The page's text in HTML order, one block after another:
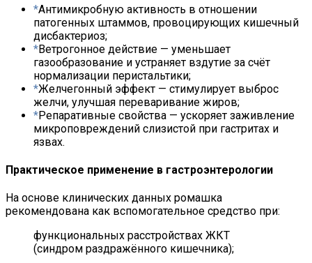
Антимикробную активность в отношении
патогенных штаммов, провоцирующих кишечный
дисбактериоз;
Ветрогонное действие — уменьшает
газообразование и устраняет вздутие за счёт
нормализации перистальтики;
Желчегонный эффект — стимулирует выброс
желчи, улучшая переваривание жиров;
Репаративные свойства — ускоряет заживление
микроповреждений слизистой при гастритах и
язвах.
Практическое применение в гастроэнтерологии
На основе клинических данных ромашка
рекомендована как вспомогательное средство при:
функциональных расстройствах ЖКТ
(синдром раздражённого кишечника);